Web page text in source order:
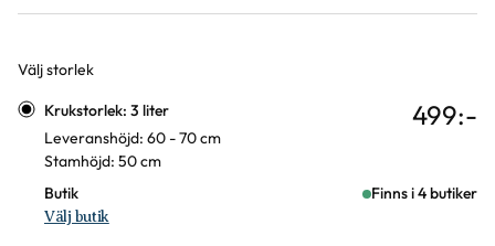
Välj storlek
Varianter
Krukstorlek: 3 liter
Leveranshöjd: 60 - 70 cm
Stamhöjd: 50 cm
499:-
Butik Finns i 4 butiker
Välj butik